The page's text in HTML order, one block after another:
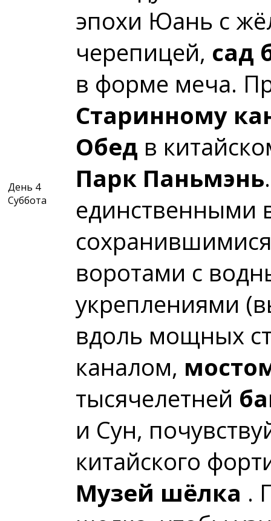
День 4
Суббота
эпохи Юань с
черепицей, сад
в форме меча.
Старинному
Обед в
Парк Паньмэнь
единственными
воротами с
укреплениями
вдоль мощных
каналом,
тысячелетней
и Сун,
китайского
Музей шёлка .